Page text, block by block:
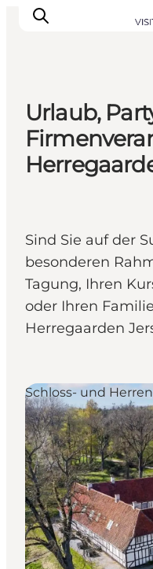
Erleben
Eventkalender
Essen und
Für Kinder
Urlaub,
Sind Sie auf der
besonderen
Tagung, Ihren
oder Ihren
Herregaarden
Schloss- und